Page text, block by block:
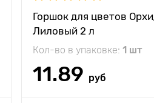
Горшок для цветов
Лиловый 2 л
Кол-во в упаковке: 1 шт
11.89 руб